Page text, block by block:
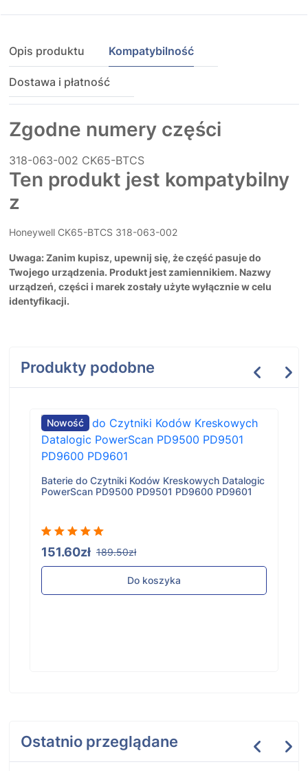
Opis produktu Kompatybilność
Dostawa i płatność
Zgodne numery części
318-063-002 CK65-BTCS
Ten produkt jest kompatybilny
z
Honeywell CK65-BTCS 318-063-002
Uwaga: Zanim kupisz, upewnij się, że część pasuje do
Twojego urządzenia. Produkt jest zamiennikiem. Nazwy
urządzeń, części i marek zostały użyte wyłącznie w celu
identyfikacji.
Produkty podobne
Nowość
Baterie do Czytniki Kodów Kreskowych Datalogic
PowerScan PD9500 PD9501 PD9600 PD9601
151.60zł 189.50zł
Do koszyka
Ostatnio przeglądane